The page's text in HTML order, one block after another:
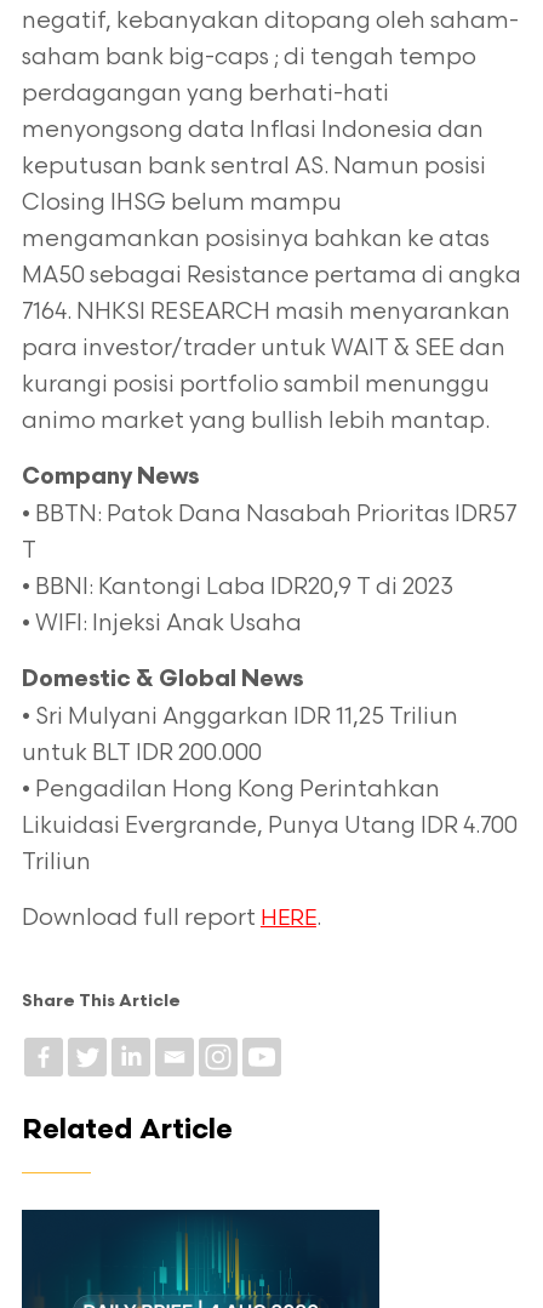
negatif, kebanyakan ditopang oleh saham-
saham bank big-caps ; di tengah tempo
perdagangan yang berhati-hati
menyongsong data Inflasi Indonesia dan
keputusan bank sentral AS. Namun posisi
Closing IHSG belum mampu
mengamankan posisinya bahkan ke atas
MA50 sebagai Resistance pertama di angka
7164. NHKSI RESEARCH masih menyarankan
para investor/trader untuk WAIT & SEE dan
kurangi posisi portfolio sambil menunggu
animo market yang bullish lebih mantap.
Company News
• BBTN: Patok Dana Nasabah Prioritas IDR57
T
• BBNI: Kantongi Laba IDR20,9 T di 2023
• WIFI: Injeksi Anak Usaha
Domestic & Global News
• Sri Mulyani Anggarkan IDR 11,25 Triliun
untuk BLT IDR 200.000
• Pengadilan Hong Kong Perintahkan
Likuidasi Evergrande, Punya Utang IDR 4.700
Triliun
Download full report HERE.
Share This Article
Related Article